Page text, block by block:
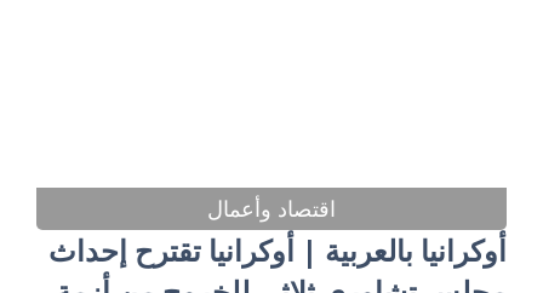
اقتصاد وأعمال
أوكرانيا بالعربية | أوكرانيا تقترح إحداث